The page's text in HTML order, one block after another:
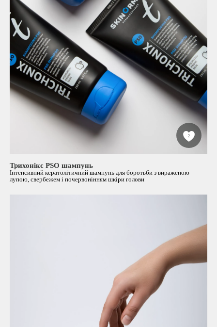
2
Трихонікс PSO шампунь
Інтенсивний кератолітичний шампунь для боротьби з вираженою
лупою, свербежем і почервонінням шкіри голови